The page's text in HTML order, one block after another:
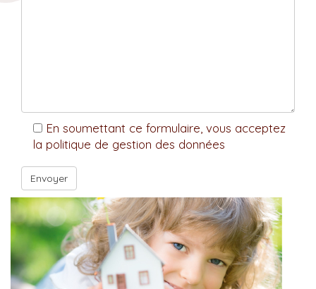
En soumettant ce formulaire, vous acceptez
la politique de gestion des données